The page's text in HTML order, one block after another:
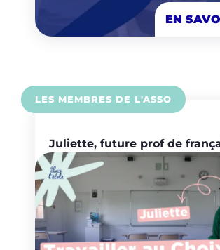
EN
LES MEMBRES DE L'ASSO
Juliette, future prof de